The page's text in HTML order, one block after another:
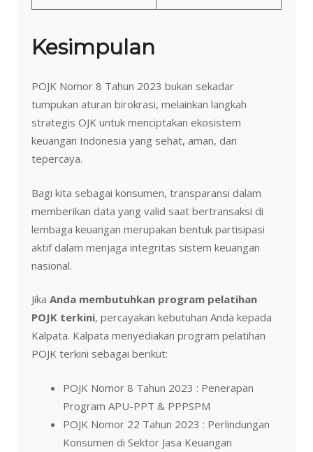
Kesimpulan
POJK Nomor 8 Tahun 2023 bukan sekadar
tumpukan aturan birokrasi, melainkan langkah
strategis OJK untuk menciptakan ekosistem
keuangan Indonesia yang sehat, aman, dan
tepercaya.
Bagi kita sebagai konsumen, transparansi dalam
memberikan data yang valid saat bertransaksi di
lembaga keuangan merupakan bentuk partisipasi
aktif dalam menjaga integritas sistem keuangan
nasional.
Jika Anda membutuhkan program pelatihan
POJK terkini, percayakan kebutuhan Anda kepada
Kalpata. Kalpata menyediakan program pelatihan
POJK terkini sebagai berikut:
POJK Nomor 8 Tahun 2023 : Penerapan
Program APU-PPT & PPPSPM
POJK Nomor 22 Tahun 2023 : Perlindungan
Konsumen di Sektor Jasa Keuangan